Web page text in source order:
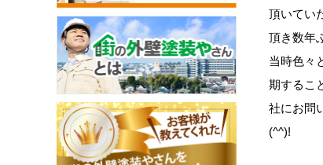
頂いてい
頂き数年
当時色々
期するこ
社にお問
(^^)!